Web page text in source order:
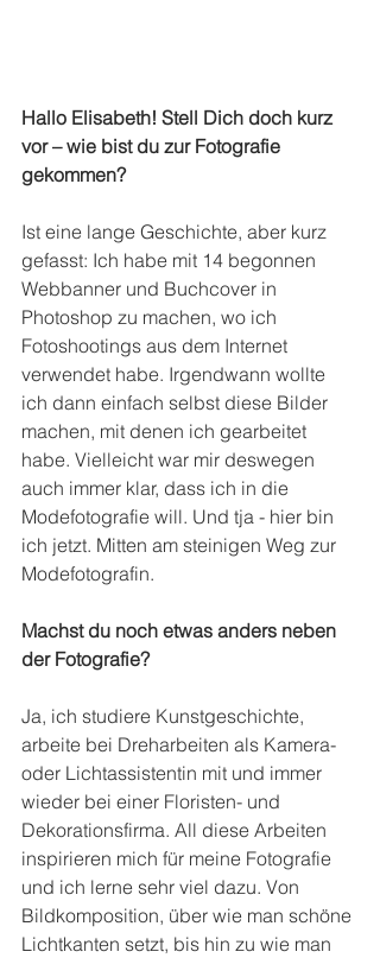
Hallo Elisabeth! Stell Dich doch kurz
vor – wie bist du zur Fotografie
gekommen?
Ist eine lange Geschichte, aber kurz
gefasst: Ich habe mit 14 begonnen
Webbanner und Buchcover in
Photoshop zu machen, wo ich
Fotoshootings aus dem Internet
verwendet habe. Irgendwann wollte
ich dann einfach selbst diese Bilder
machen, mit denen ich gearbeitet
habe. Vielleicht war mir deswegen
auch immer klar, dass ich in die
Modefotografie will. Und tja - hier bin
ich jetzt. Mitten am steinigen Weg zur
Modefotografin.
Machst du noch etwas anders neben
der Fotografie?
Ja, ich studiere Kunstgeschichte,
arbeite bei Dreharbeiten als Kamera-
oder Lichtassistentin mit und immer
wieder bei einer Floristen- und
Dekorationsfirma. All diese Arbeiten
inspirieren mich für meine Fotografie
und ich lerne sehr viel dazu. Von
Bildkomposition, über wie man schöne
Lichtkanten setzt, bis hin zu wie man